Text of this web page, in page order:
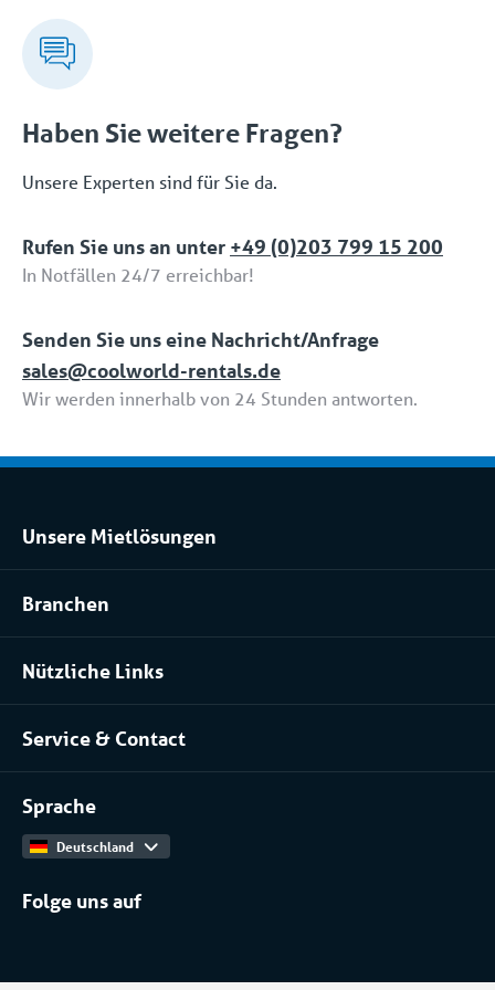
✔️ Logistik
✔️ Installateure
Mehr >
Ihrer Branche, Kenntnisse über spezifische
Herausforderungen
✔️ Effektive Lösungen – Maßgeschneiderte
Lösungen und Strategien zur Bewältigung
branchenspezifischer Herausforderungen
✔️ Netzwerk – Umfassendes Netzwerk innerhalb
der Branche, gemeinsame Entwicklung der besten
Inbetriebnahme und Kosteneinsparungen
✔️ Vertrauen – Ein Spezialist konzentriert sich auf
Qualitätsstandards
Haben Sie weitere Fragen?
Unsere Experten sind für Sie da.
Rufen Sie uns an unter +49 (0)203 799 15 200
In Notfällen 24/7 erreichbar!
Senden Sie uns eine Nachricht/Anfrage
sales@coolworld-rentals.de
Wir werden innerhalb von 24 Stunden antworten.
Unsere Mietlösungen
Kühlraum und Tiefkühlraum mieten
Prozessanlage mieten
Klimatisierung mieten
Branchen
Pharma
Installateure
Lebensmittel
Nützliche Links
Über uns
Unser Team
Arbeiten bei
Produktkatalog
Service & Contact
Kontakt
Sprache
Deutschland
Folge uns auf